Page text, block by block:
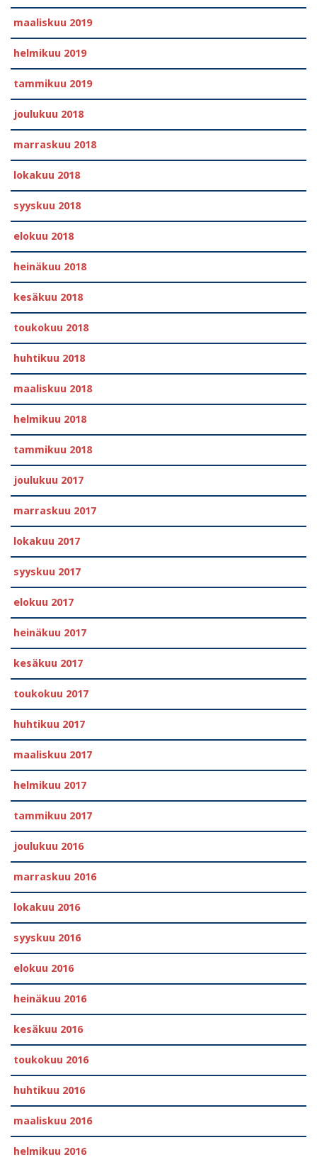
maaliskuu 2019
helmikuu 2019
tammikuu 2019
joulukuu 2018
marraskuu 2018
lokakuu 2018
syyskuu 2018
elokuu 2018
heinäkuu 2018
kesäkuu 2018
toukokuu 2018
huhtikuu 2018
maaliskuu 2018
helmikuu 2018
tammikuu 2018
joulukuu 2017
marraskuu 2017
lokakuu 2017
syyskuu 2017
elokuu 2017
heinäkuu 2017
kesäkuu 2017
toukokuu 2017
huhtikuu 2017
maaliskuu 2017
helmikuu 2017
tammikuu 2017
joulukuu 2016
marraskuu 2016
lokakuu 2016
syyskuu 2016
elokuu 2016
heinäkuu 2016
kesäkuu 2016
toukokuu 2016
huhtikuu 2016
maaliskuu 2016
helmikuu 2016